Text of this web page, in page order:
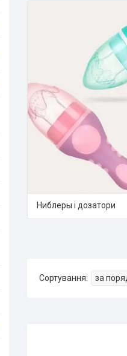
Ниблеры і дозатори